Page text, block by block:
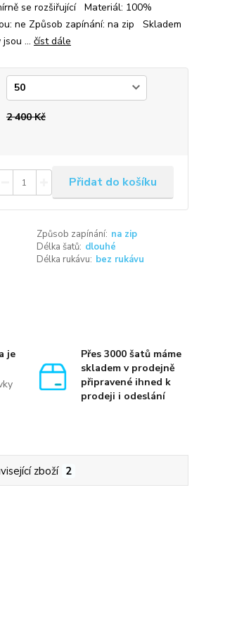
se rozšiřující Materiál: 100%
ne Způsob zapínání: na zip Skladem
... číst dále
2 400 Kč
Přidat do košíku
Způsob zapínání: na zip
Délka šatů: dlouhé
Délka rukávu: bez rukávu
je
Přes 3000 šatů máme
skladem v prodejně
připravené ihned k
prodeji i odeslání
zboží 2